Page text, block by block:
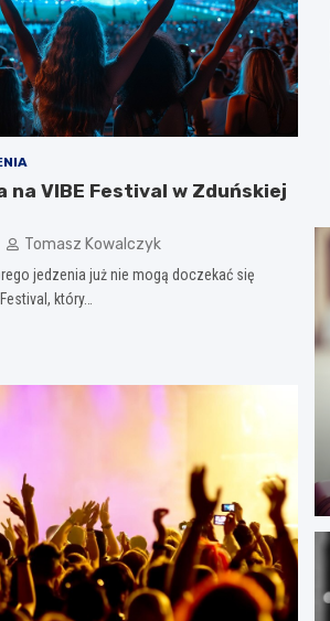
na VIBE Festival w Zduńskiej
Tomasz Kowalczyk
jedzenia już nie mogą doczekać się
który…